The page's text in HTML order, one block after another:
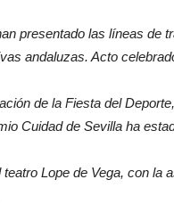
presentado las líneas de
andaluzas. Acto
de la Fiesta del
Cuidad de Sevilla ha
Lope de Vega, con la